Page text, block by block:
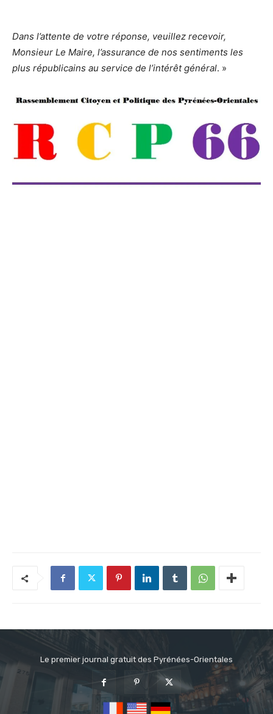
Dans l’attente de votre réponse, veuillez recevoir,
Monsieur Le Maire, l’assurance de nos sentiments les
plus républicains au service de l’intérêt général. »
Le premier journal gratuit des Pyrénées-Orientales